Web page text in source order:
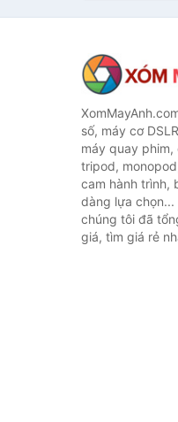
số, máy cơ
máy quay phim,
tripod,
cam hành trình,
dàng lựa
chúng tôi đã
giá, tìm giá rẻ